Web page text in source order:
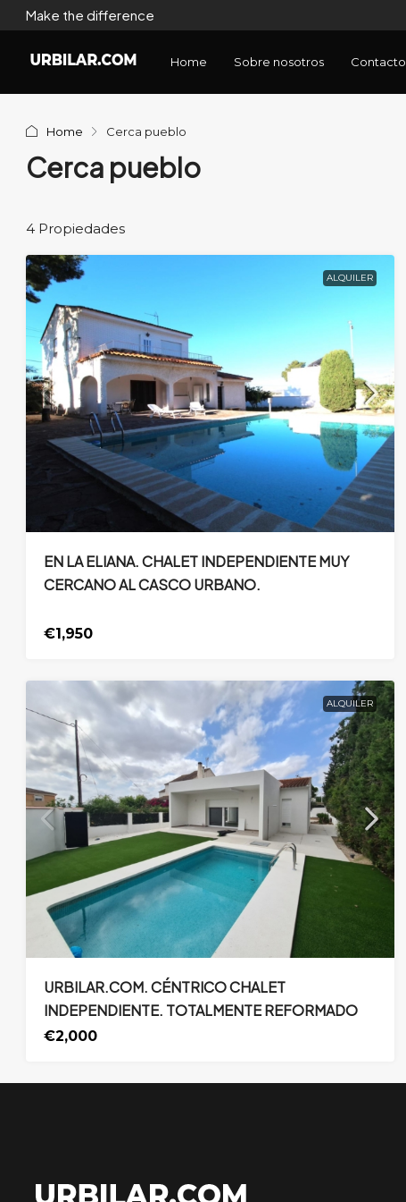
Make the difference
Home Sobre nosotros Contacto
Home Cerca pueblo
Cerca pueblo
4 Propiedades
ALQUILER
EN LA ELIANA. CHALET INDEPENDIENTE MUY
CERCANO AL CASCO URBANO.
€1,950
ALQUILER
URBILAR.COM. CÉNTRICO CHALET
INDEPENDIENTE. TOTALMENTE REFORMADO
€2,000